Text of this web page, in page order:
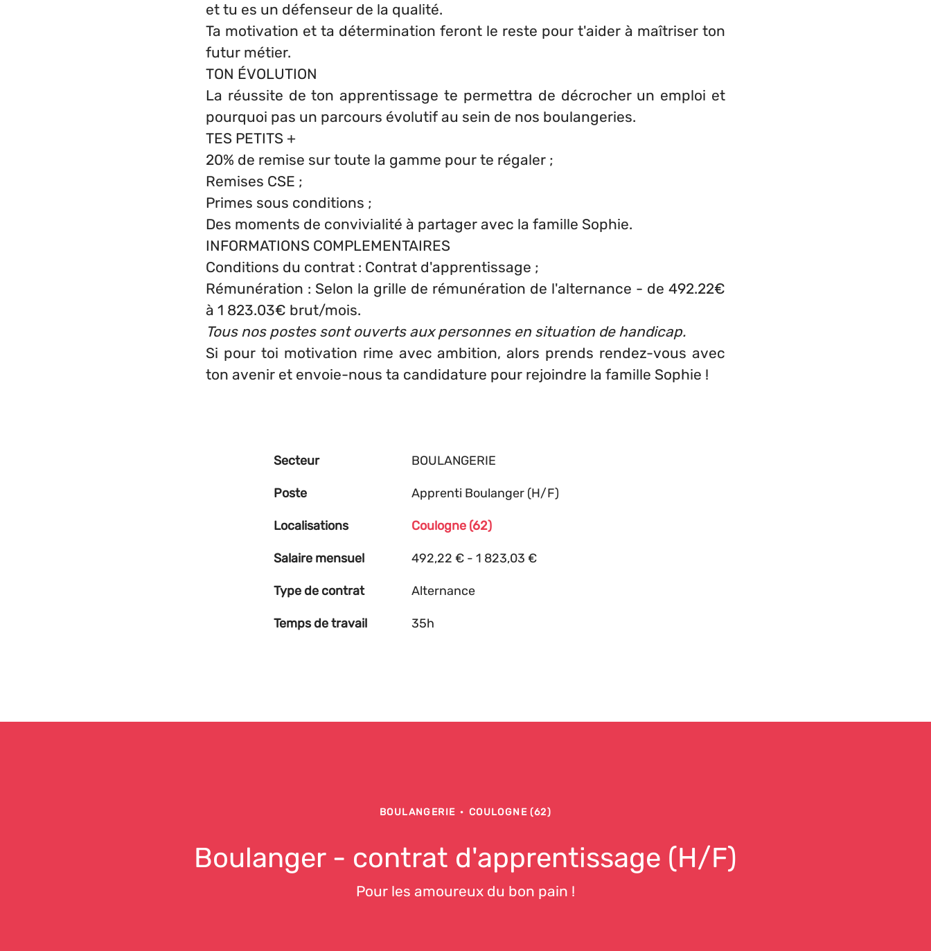
et tu es un défenseur de la qualité.
Ta motivation et ta détermination feront le reste pour t'aider à maîtriser ton
futur métier.
TON ÉVOLUTION
La réussite de ton apprentissage te permettra de décrocher un emploi et
pourquoi pas un parcours évolutif au sein de nos boulangeries.
TES PETITS +
20% de remise sur toute la gamme pour te régaler ;
Remises CSE ;
Primes sous conditions ;
Des moments de convivialité à partager avec la famille Sophie.
INFORMATIONS COMPLEMENTAIRES
Conditions du contrat : Contrat d'apprentissage ;
Rémunération : Selon la grille de rémunération de l'alternance - de 492.22€
à 1 823.03€ brut/mois.
Tous nos postes sont ouverts aux personnes en situation de handicap.
Si pour toi motivation rime avec ambition, alors prends rendez-vous avec
ton avenir et envoie-nous ta candidature pour rejoindre la famille Sophie !
Secteur BOULANGERIE
Poste Apprenti Boulanger (H/F)
Localisations Coulogne (62)
Salaire mensuel 492,22 € - 1 823,03 €
Type de contrat Alternance
Temps de travail 35h
BOULANGERIE · COULOGNE (62)
Boulanger - contrat d'apprentissage (H/F)
Pour les amoureux du bon pain !